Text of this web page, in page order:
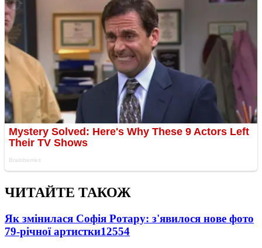
ЧИТАЙТЕ ТАКОЖ
Як змінилася Софія Ротару: з'явилося нове фото
79-річної артистки12554